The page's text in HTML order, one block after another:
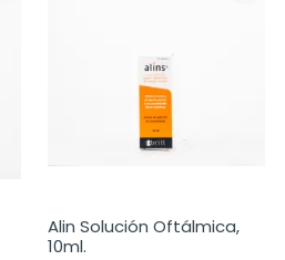
Alin Solución Oftálmica,
10ml.